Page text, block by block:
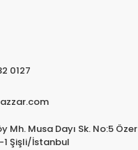
0127
Mh. Musa Dayı Sk. No:5 Özer
1 Şişli/İstanbul